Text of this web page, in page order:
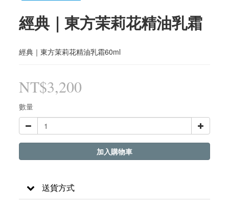
經典｜東方茉莉花精油乳霜
經典｜東方茉莉花精油乳霜60ml
NT$3,200
數量
加入購物車
送貨方式